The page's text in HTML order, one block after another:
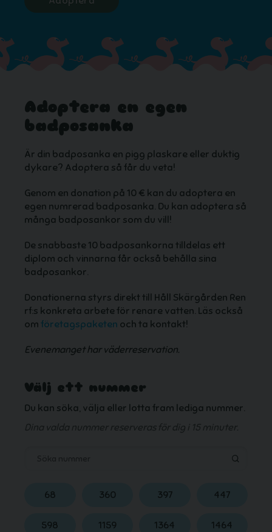
Adoptera en egen
badposanka
Är din badposanka en pigg plaskare eller duktig
dykare? Adoptera så får du veta!
Genom en donation på 10 € kan du adoptera en
egen numrerad badposanka. Du kan adoptera så
många badposankor som du vill!
De snabbaste 10 badposankorna tilldelas ett
diplom och vinnarna får också behålla sina
badposankor.
Donationerna styrs direkt till Håll Skärgården Ren
rf:s konkreta arbete för renare vatten. Läs också
om företagspaketen och ta kontakt!
Evenemanget har väderreservation.
Välj ett nummer
Du kan söka, välja eller lotta fram lediga nummer.
68 360 397 447
598 1159 1364 1464